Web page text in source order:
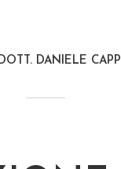
DANIELE